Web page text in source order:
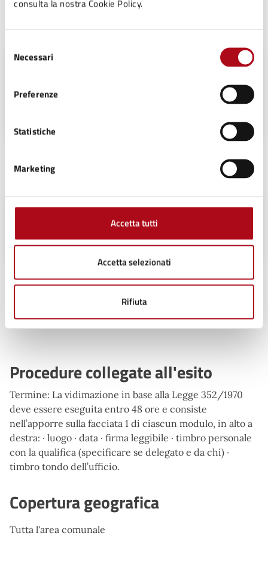
consulta la nostra Cookie Policy.
delNecessari
Preferenze
Statistiche
Marketing
Accetta tutti
Accetta selezionati
Rifiuta
Telefono:
Unità organizzativa responsabile
Sportello Facile Territoriale
Elezioni
Procedure collegate all'esito
Termine: La vidimazione in base alla Legge 352/1970
deve essere eseguita entro 48 ore e consiste
nell’apporre sulla facciata 1 di ciascun modulo, in alto a
destra: · luogo · data · firma leggibile · timbro personale
con la qualifica (specificare se delegato e da chi) ·
timbro tondo dell’ufficio.
Copertura geografica
Tutta l'area comunale